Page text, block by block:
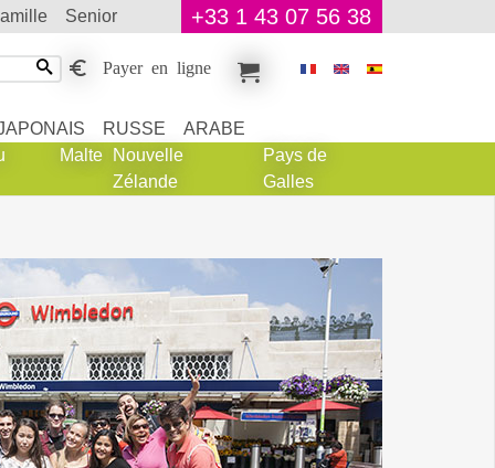
famille senior +33 1 43 07 56 38
Payer en ligne
RUSSE
ARABE
Malte
Nouvelle
Zélande
Pays de
Galles